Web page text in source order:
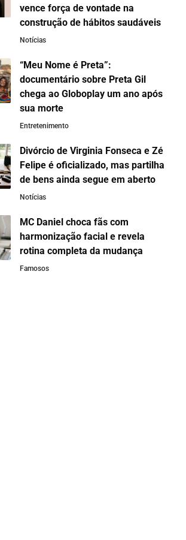
vence força de vontade na
construção de hábitos saudáveis
Notícias
“Meu Nome é Preta”:
documentário sobre Preta Gil
chega ao Globoplay um ano após
sua morte
Entretenimento
Divórcio de Virginia Fonseca e Zé
Felipe é oficializado, mas partilha
de bens ainda segue em aberto
Notícias
MC Daniel choca fãs com
harmonização facial e revela
rotina completa da mudança
Famosos